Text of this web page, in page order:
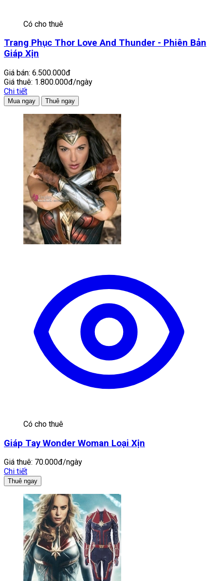
Có cho thuê
Trang Phục Thor Love And Thunder - Phiên Bản
Giáp Xịn
Giá bán: 6.500.000đ
Giá thuê: 1.800.000đ/ngày
Chi tiết
Mua ngay Thuê ngay
Có cho thuê
Giáp Tay Wonder Woman Loại Xịn
Giá thuê: 70.000đ/ngày
Chi tiết
Thuê ngay